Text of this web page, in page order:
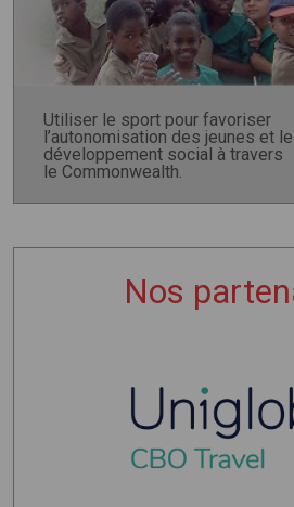
Utiliser le sport pour favoriser
l’autonomisation des jeunes et le
développement social à travers
le Commonwealth.
Nos